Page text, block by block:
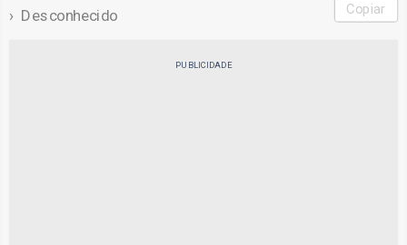
Desconhecido Copiar
PUBLICIDADE